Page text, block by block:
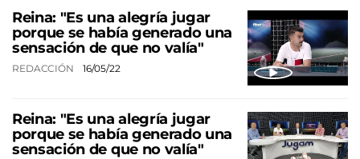
Reina: "Es una alegría jugar
porque se había generado una
sensación de que no valía"
REDACCIÓN 16/05/22
Reina: "Es una alegría jugar
porque se había generado una
sensación de que no valía"